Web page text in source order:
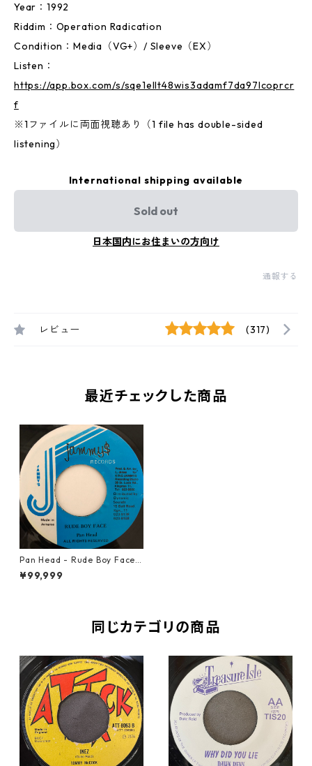
Year：1992
Riddim：Operation Radication
Condition：Media（VG+）/ Sleeve（EX）
Listen：
https://app.box.com/s/sqe1ellt48wis3adamf7da97lcoprcr
f
※1ファイルに両面視聴あり（1 file has double-sided
listening）
International shipping available
Sold out
日本国内にお住まいの方向け
通報する
レビュー (317)
最近チェックした商品
Pan Head - Rude Boy Face
【7-20471】
¥99,999
同じカテゴリの商品